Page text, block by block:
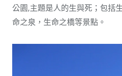
公園,主題是人的生與死；包括
命之泉，生命之橋等景點。